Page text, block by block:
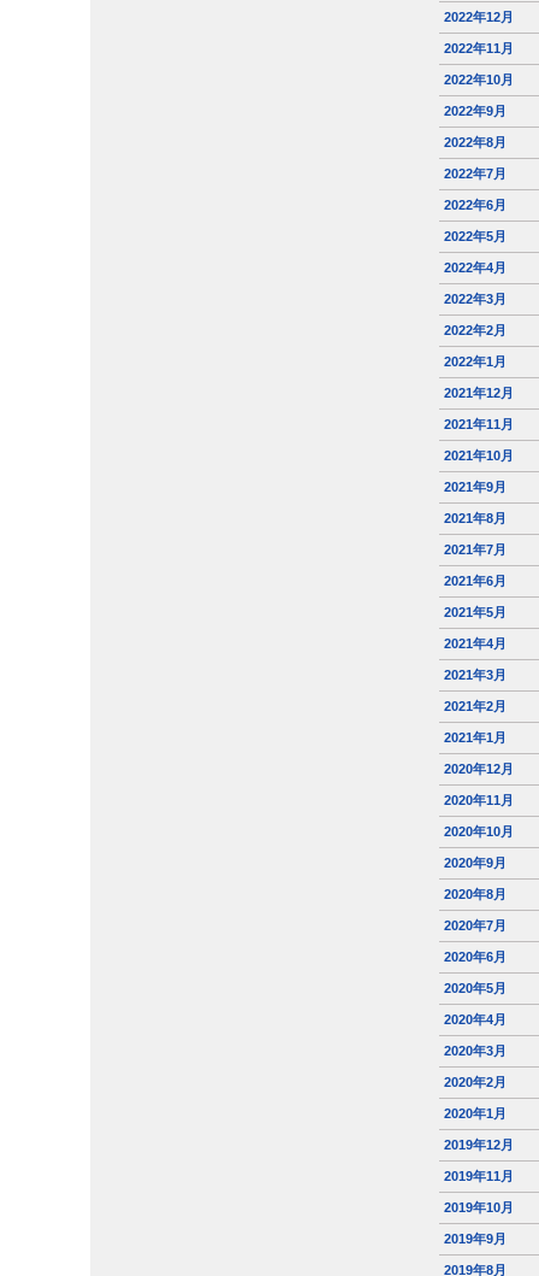
2022年12月
2022年11月
2022年10月
2022年9月
2022年8月
2022年7月
2022年6月
2022年5月
2022年4月
2022年3月
2022年2月
2022年1月
2021年12月
2021年11月
2021年10月
2021年9月
2021年8月
2021年7月
2021年6月
2021年5月
2021年4月
2021年3月
2021年2月
2021年1月
2020年12月
2020年11月
2020年10月
2020年9月
2020年8月
2020年7月
2020年6月
2020年5月
2020年4月
2020年3月
2020年2月
2020年1月
2019年12月
2019年11月
2019年10月
2019年9月
2019年8月